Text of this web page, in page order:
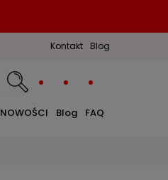
Kontakt Blog
NOWOŚCI Blog FAQ